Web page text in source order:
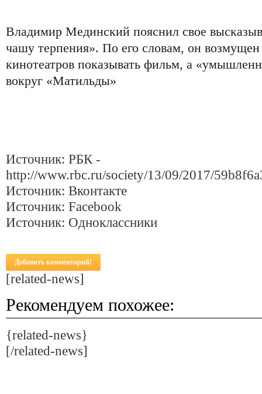
Владимир Мединский пояснил свое
чашу терпения». По его словам, он возмущен
кинотеатров показывать фильм, а
вокруг «Матильды»
Источник: РБК -
http://www.rbc.ru/society/13/09/2017/
Источник: Вконтакте
Источник: Facebook
Источник: Одноклассники
Добавить комментарий!
[related-news]
Рекомендуем похожее:
{related-news}
[/related-news]